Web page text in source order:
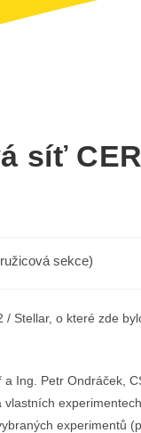
síť
sekce)
Stellar, o které zde
Ing. Petr Ondráček,
experimentů